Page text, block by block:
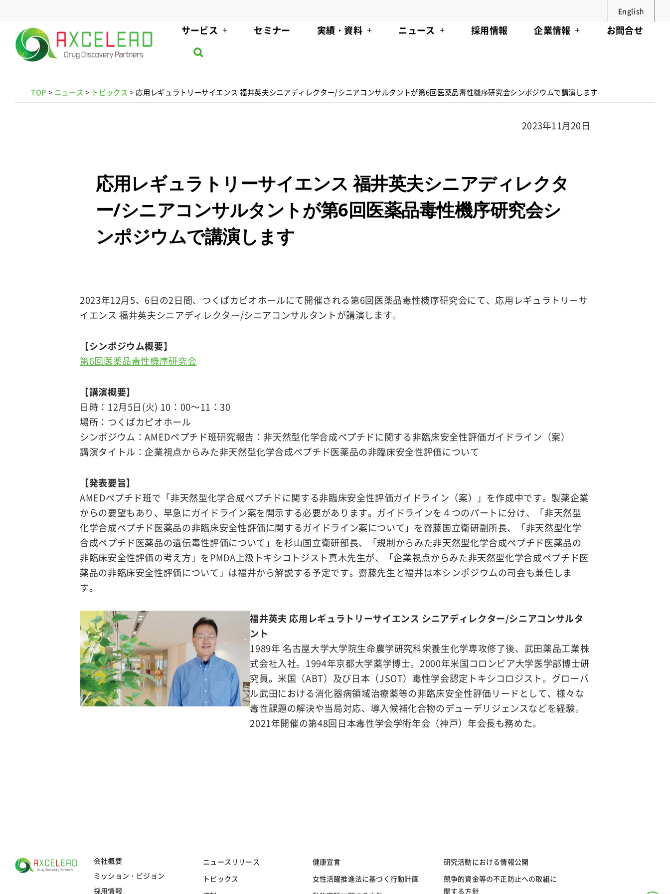
content
English
サービス セミナー 実績・資料 ニュース 採用情報 企業情報 お問合せ
TOP > ニュース > トピックス > 応用レギュラトリーサイエンス 福井英夫シニアディレクター/シニアコンサルタントが第6回医薬品毒性機序研究会シンポジウムで講演します
2023年11月20日
応用レギュラトリーサイエンス 福井英夫シニアディレクタ
ー/シニアコンサルタントが第6回医薬品毒性機序研究会シ
ンポジウムで講演します
2023年12月5、6日の2日間、つくばカピオホールにて開催される第6回医薬品毒性機序研究会にて、応用レギュラトリーサ
イエンス 福井英夫シニアディレクター/シニアコンサルタントが講演します。
【シンポジウム概要】
第6回医薬品毒性機序研究会
【講演概要】
日時：12月5日(火) 10：00～11：30
場所：つくばカピオホール
シンポジウム：AMEDペプチド班研究報告：非天然型化学合成ペプチドに関する非臨床安全性評価ガイドライン（案）
講演タイトル：企業視点からみた非天然型化学合成ペプチド医薬品の非臨床安全性評価について
【発表要旨】
AMEDペプチド班で「非天然型化学合成ペプチドに関する非臨床安全性評価ガイドライン（案）」を作成中です。製薬企業
からの要望もあり、早急にガイドライン案を開示する必要があります。ガイドラインを４つのパートに分け、「非天然型
化学合成ペプチド医薬品の非臨床安全性評価に関するガイドライン案について」を齋藤国立衛研副所長、「非天然型化学
合成ペプチド医薬品の遺伝毒性評価について」を杉山国立衛研部長、「規制からみた非天然型化学合成ペプチド医薬品の
非臨床安全性評価の考え方」をPMDA上級トキシコトジスト真木先生が、「企業視点からみた非天然型化学合成ペプチド医
薬品の非臨床安全性評価について」は福井から解説する予定です。齋藤先生と福井は本シンポジウムの司会も兼任しま
す。
福井英夫 応用レギュラトリーサイエンス シニアディレクター/シニアコンサルタ
ント
1989年 名古屋大学大学院生命農学研究科栄養生化学専攻修了後、武田薬品工業株
式会社入社。1994年京都大学薬学博士。2000年米国コロンビア大学医学部博士研
究員。米国（ABT）及び日本（JSOT）毒性学会認定トキシコロジスト。グローバ
ル武田における消化器病領域治療薬等の非臨床安全性評価リードとして、様々な
毒性課題の解決や当局対応、導入候補化合物のデューデリジェンスなどを経験。
2021年開催の第48回日本毒性学会学術年会（神戸）年会長も務めた。
会社概要
ミッション・ビジョン
採用情報
ニュースリリース
トピックス
健康宣言
女性活躍推進法に基づく行動計画
研究活動における情報公開
競争的資金等の不正防止への取組に
関する方針